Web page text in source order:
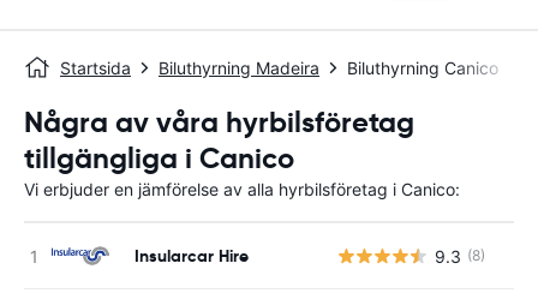
Startsida Biluthyrning Madeira Biluthyrning Canico
Några av våra hyrbilsföretag
tillgängliga i Canico
Vi erbjuder en jämförelse av alla hyrbilsföretag i Canico:
Insularcar Hire 9.3 (8)